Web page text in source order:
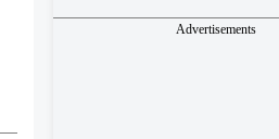
Advertisements